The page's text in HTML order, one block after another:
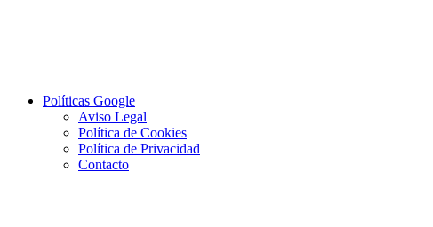
Políticas Google
Aviso Legal
Política de Cookies
Política de Privacidad
Contacto